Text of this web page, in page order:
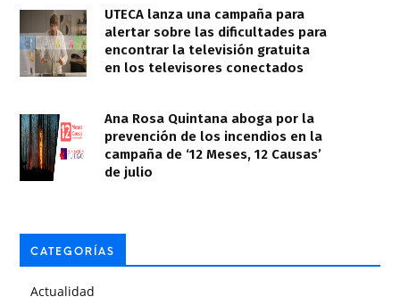
UTECA lanza una campaña para
alertar sobre las dificultades para
encontrar la televisión gratuita
en los televisores conectados
Ana Rosa Quintana aboga por la
prevención de los incendios en la
campaña de ‘12 Meses, 12 Causas’
de julio
CATEGORÍAS
Actualidad